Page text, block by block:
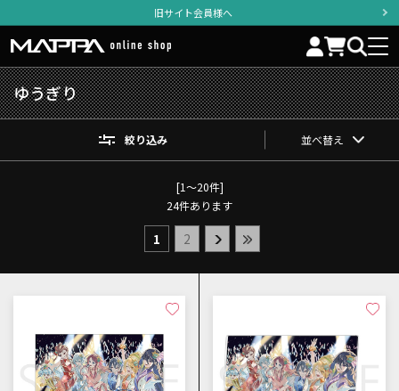
旧サイト会員様へ
ゆうぎり
絞り込み 並べ替え
[1～20件]
24件あります
1 2